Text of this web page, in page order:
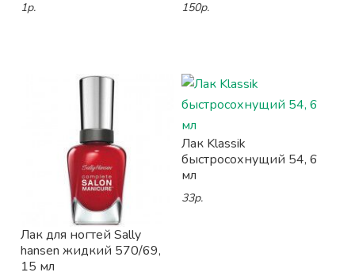
1р. 150р.
Лак для ногтей Sally
hansen жидкий 570/69,
15 мл
Лак Klassik
быстросохнущий 54, 6
мл
33р.